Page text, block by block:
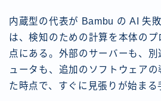
内蔵型の代表が Bambu の AI 失
は、検知のための計算を本体の
点にある。外部のサーバーも、
ュータも、追加のソフトウェア
た時点で、すぐに見張りが始まる